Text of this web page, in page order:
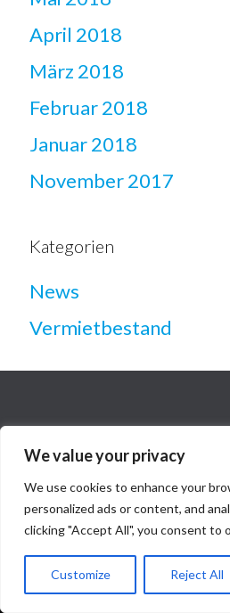
We value your privacy
We use cookies to enhance your
personalized ads or content, and
clicking "Accept All", you consent to
Customize Reject All
April 2018
März 2018
Februar 2018
Januar 2018
November 2017
Kategorien
News
Vermietbestand
Diese Website benutzt Cookies.
OK